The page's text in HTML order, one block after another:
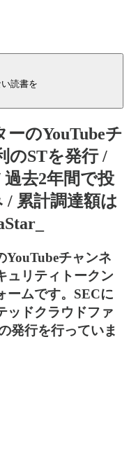
読書を
ーのYouTubeチ
のSTを発行 /
去2年間で投
/ 累計調達額は
YouTubeチャンネ
ュリティトークン
ームです。SECに
ッドクラウドファ
発行を行っていま